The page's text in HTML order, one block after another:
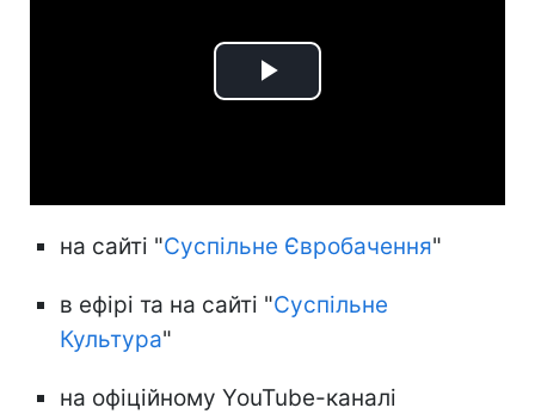
Play
на сайті "Суспільне Євробачення"
в ефірі та на сайті "Суспільне
Культура"
на офіційному YouTube-каналі